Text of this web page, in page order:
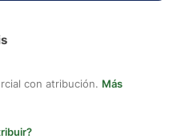
con atribución. Más